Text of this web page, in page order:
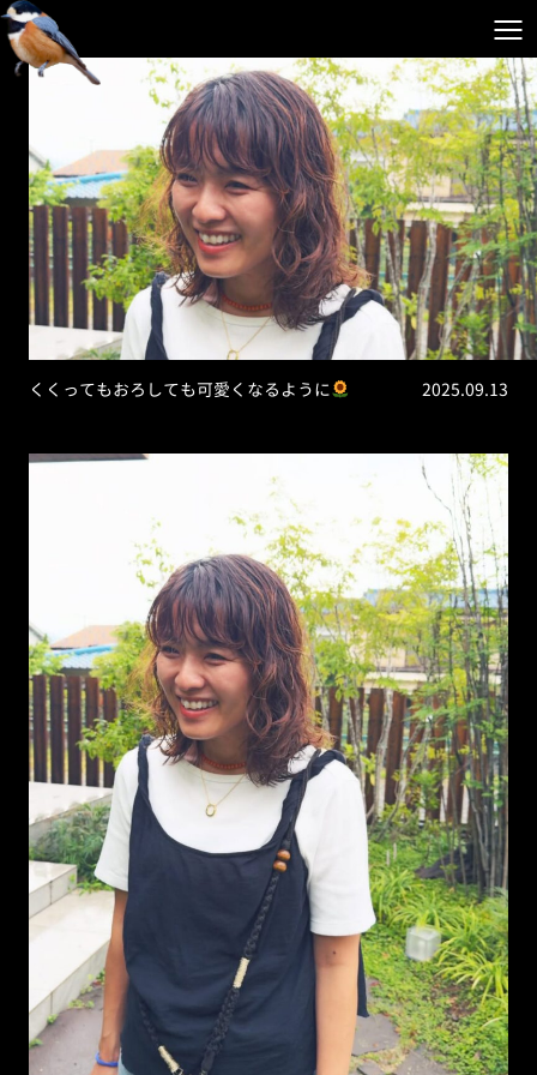
くくってもおろしても可愛くなるように 2025.09.13